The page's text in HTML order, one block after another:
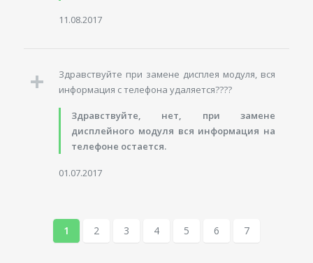
11.08.2017
Здравствуйте при замене дисплея модуля, вся
информация с телефона удаляется????
Здравствуйте, нет, при замене
дисплейного модуля вся информация на
телефоне остается.
01.07.2017
1 2 3 4 5 6 7